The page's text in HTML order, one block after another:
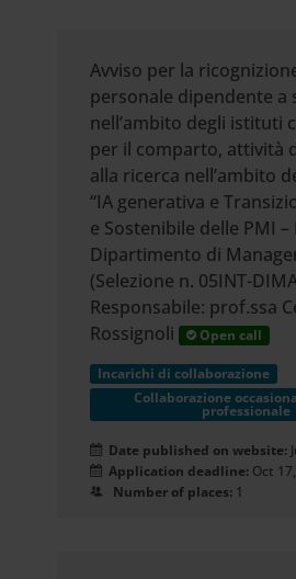
Avviso per la
personale dipendente a
nell’ambito degli istituti
per il comparto, attività
alla ricerca nell’ambito
“IA generativa e
e Sostenibile delle PMI –
Dipartimento di
(Selezione n. 05INT-
Responsabile: prof.ssa
Rossignoli
Open call
Incarichi di collaborazione
Collaborazione
professionale
Date published on website:
Application deadline: Oct
Number of places: 1